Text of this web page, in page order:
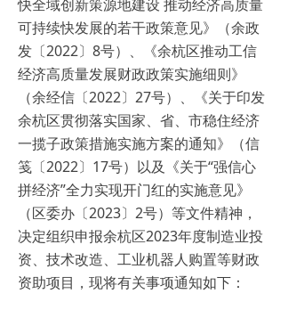
快全域创新策源地建设 推动经济高质量
可持续快发展的若干政策意见》（余政
发〔2022〕8号）、《余杭区推动工信
经济高质量发展财政政策实施细则》
（余经信〔2022〕27号）、《关于印发
余杭区贯彻落实国家、省、市稳住经济
一揽子政策措施实施方案的通知》（信
笺〔2022〕17号）以及《关于“强信心
拼经济”全力实现开门红的实施意见》
（区委办〔2023〕2号）等文件精神，
决定组织申报余杭区2023年度制造业投
资、技术改造、工业机器人购置等财政
资助项目，现将有关事项通知如下：